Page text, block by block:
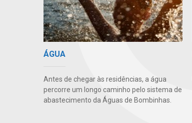
ÁGUA
Antes de chegar às residências, a água
percorre um longo caminho pelo sistema de
abastecimento da Águas de Bombinhas.